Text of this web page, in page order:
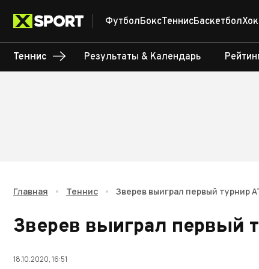
ФутболБоксТеннисБаскетбол
Теннис Результаты & Календарь
Главная • Теннис • Зверев выиграл первый турнир
Зверев выиграл первый
18.10.2020, 16:51